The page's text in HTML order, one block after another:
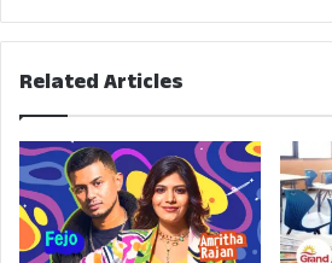
Related Articles